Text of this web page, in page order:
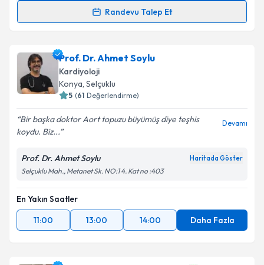
Randevu Talep Et
takvim hazırlandığında e-posta ile bilgilendireceğiz.
E-posta Adresiniz
kapsamda işlenmesini kabul ediyorum.
Prof. Dr. Ahmet Soylu
Kardiyoloji
Konya, Selçuklu
5 (61 Değerlendirme)
Bir başka doktor Aort topuzu büyümüş diye teşhis
koydu. Biz...
Devamı
Prof. Dr. Ahmet Soylu Haritada Göster
Selçuklu Mah., Metanet Sk. NO:1 4. Kat no :403
En Yakın Saatler
11:00
13:00 14:00 Daha Fazla